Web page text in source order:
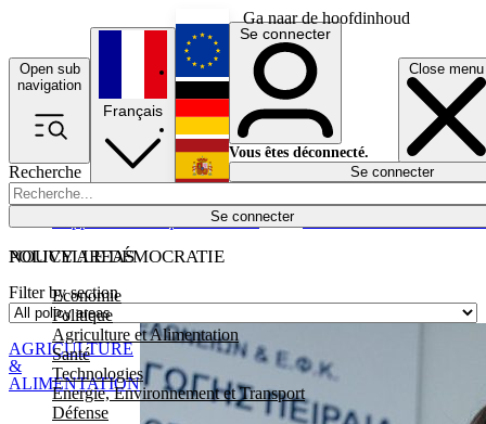
Ga naar de hoofdinhoud
Open sub
navigation
Close menu
Recherche
Se connecter
POLICY AREAS
Economie
Politique
Agriculture et Alimentation
Santé
Technologies
Energie, Environnement et Transport
Défense
Économie
Français
English
Deutsch
Español
Se connecter
Vous êtes déconnecté.
Se connecter
NOUVELLE DÉMOCRATIE
Filter by section
AGRICULTURE
&
ALIMENTATION